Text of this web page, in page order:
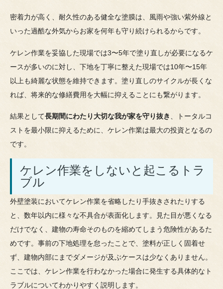
密着力が高く、耐久性のある健全な塗膜は、風雨や強い紫外線と
いった過酷な外気からお家を何年も守り続けられるからです。
ケレン作業を妥協した現場では3〜5年で塗り直しが必要になるケ
ースが多いのに対し、下地を丁寧に整えた現場では10年〜15年
以上も綺麗な状態を維持できます。塗り直しのサイクルが長くな
れば、将来的な修繕費用を大幅に抑えることにも繋がります。
結果として長期間にわたり大切な我が家を守り抜き
、トータルコ
ストを最小限に抑えるために、ケレン作業は最大の投資となるの
です。
ケレン作業をしないと起こるトラ
ブル
外壁塗装においてケレン作業を省略したり手抜きされたりする
と、数年以内に様々な不具合が表面化します。見た目が悪くなる
だけでなく、建物の寿命そのものを縮めてしまう危険性があるた
めです。事前の下地処理を怠ったことで、塗料が正しく固着せ
ず、建物内部にまでダメージが及ぶケースは少なくありません。
ここでは、ケレン作業を行わなかった場合に発生する具体的なト
ラブルについてわかりやすく説明します。